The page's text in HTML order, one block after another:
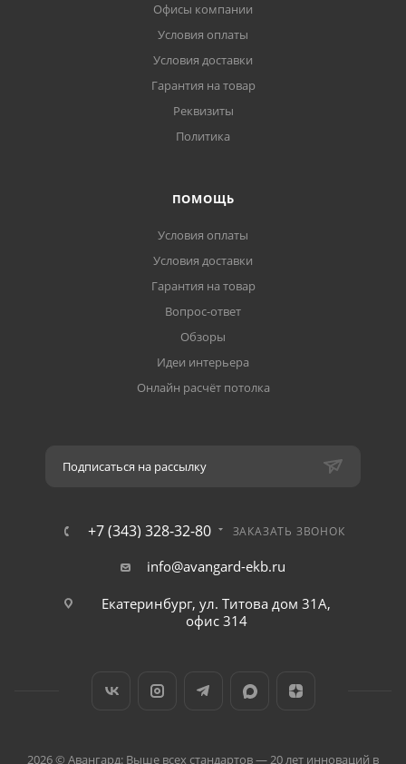
Офисы компании
Условия оплаты
Условия доставки
Гарантия на товар
Реквизиты
Политика
ПОМОЩЬ
Условия оплаты
Условия доставки
Гарантия на товар
Вопрос-ответ
Обзоры
Идеи интерьера
Онлайн расчёт потолка
Подписаться на рассылку
+7 (343) 328-32-80 ЗАКАЗАТЬ ЗВОНОК
info@avangard-ekb.ru
Екатеринбург, ул. Титова дом 31A,
офис 314
2026 © Авангард: Выше всех стандартов — 20 лет инноваций в